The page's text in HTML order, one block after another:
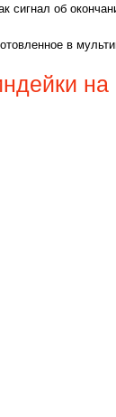
сигнал об
в